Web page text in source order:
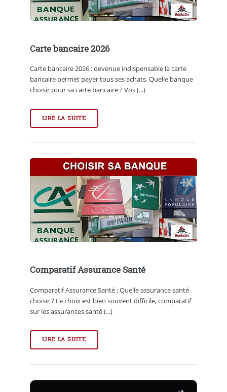
Carte bancaire 2026
Carte bancaire 2026 : devenue indispensable la carte
bancaire permet payer tous ses achats. Quelle banque
choisir pour sa carte bancaire ? Vos (...)
LIRE LA SUITE
Comparatif Assurance Santé
Comparatif Assurance Santé : Quelle assurance santé
choisir ? Le choix est bien souvent difficile, comparatif
sur les assurances santé (...)
LIRE LA SUITE